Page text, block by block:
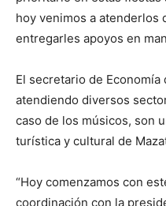
hoy venimos a atenderlos
entregarles apoyos en
El secretario de Economía
atendiendo diversos
caso de los músicos, son
turística y cultural de
“Hoy comenzamos con
coordinación con la